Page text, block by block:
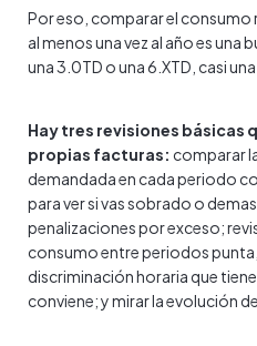
Por eso, comparar el
al menos una vez al año es una
una 3.0TD o una 6.XTD, casi
Hay tres revisiones básicas
propias facturas: comparar
demandada en cada periodo
para ver si vas sobrado o
penalizaciones por exceso;
consumo entre periodos punta,
discriminación horaria que
conviene; y mirar la evolución